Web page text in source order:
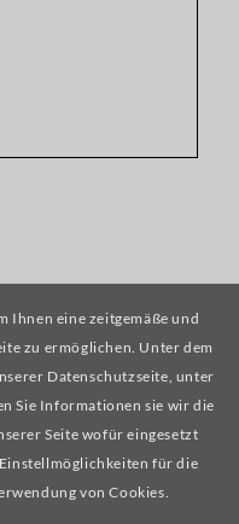
Ihnen eine zeitgemäße und
zu ermöglichen. Unter dem
Datenschutzseite, unter
Sie Informationen sie wir die
Seite wofür eingesetzt
für die
von Cookies.